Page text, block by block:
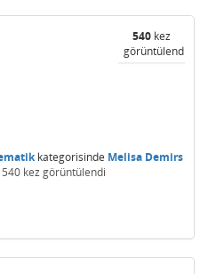
540 kez
görüntülendi
kategorisinde Melisa Demirs
540 kez görüntülendi